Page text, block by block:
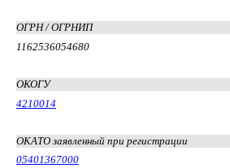
ОГРН / ОГРНИП
1162536054680
ОКОГУ
4210014
ОКАТО заявленный при регистрации
05401367000